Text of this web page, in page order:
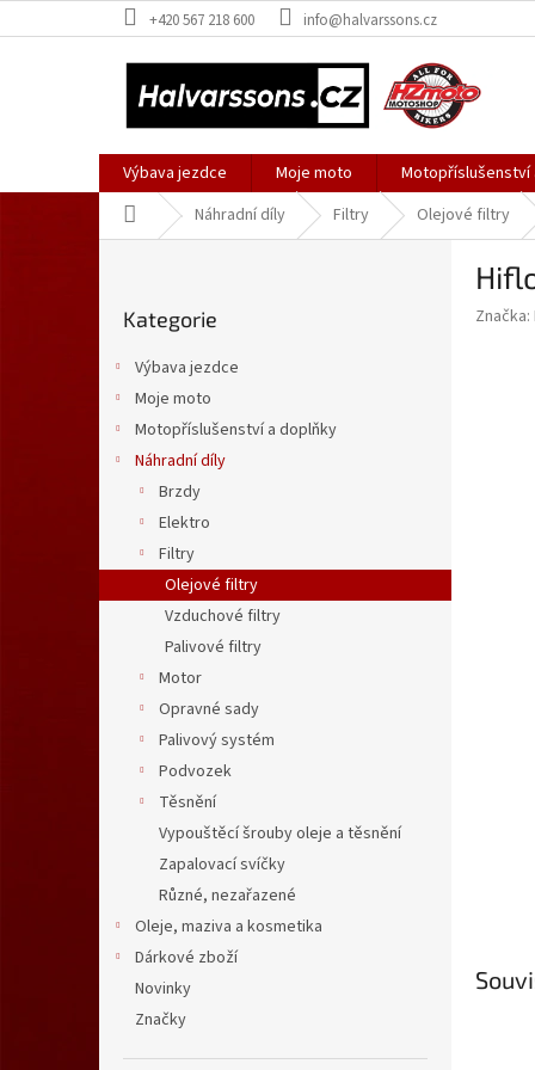
na
+420 567 218 600 info@halvarssons.cz
Výbava jezdce Moje moto Motopříslušenství
Domů Náhradní díly Filtry Olejové filtry
e
l
kategorie
Kategorie
Výbava jezdce
Moje moto
Motopříslušenství a doplňky
Náhradní díly
Brzdy
Elektro
Filtry
Olejové filtry
Vzduchové filtry
Palivové filtry
Motor
Opravné sady
Palivový systém
Podvozek
Těsnění
Vypouštěcí šrouby oleje a těsnění
Zapalovací svíčky
Různé, nezařazené
Oleje, maziva a kosmetika
Dárkové zboží
Novinky
Značky
Značka: